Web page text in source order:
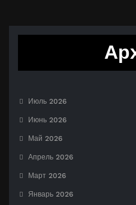
Июль 2026
Июнь 2026
Май 2026
Апрель 2026
Март 2026
Январь 2026